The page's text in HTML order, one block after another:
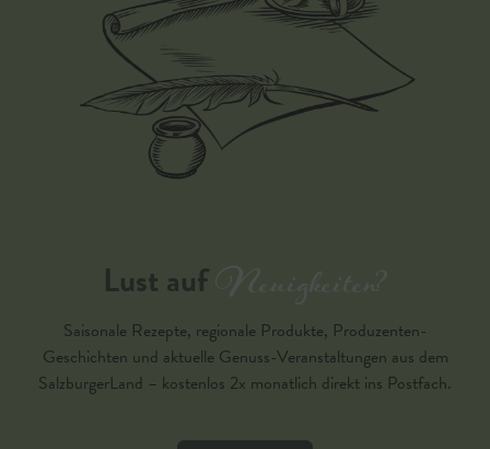
Lust aufNeuigkeiten?
Saisonale Rezepte, regionale Produkte, Produzenten-
Geschichten und aktuelle Genuss-Veranstaltungen aus dem
SalzburgerLand – kostenlos 2x monatlich direkt ins Postfach.